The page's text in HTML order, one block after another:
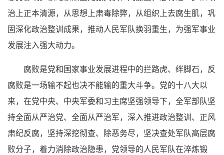
治上正本清源，从思想上肃毒除弊，从组织上去腐生肌，巩
固深化政治整训成果，推动人民军队换羽重生，为强军事业
发展注入强大动力。
腐败是党和国家事业发展进程中的拦路虎、绊脚石，反
腐败是一场输不起也决不能输的重大斗争。党的十八大以
来，在党中央、中央军委和习主席坚强领导下，全军部队坚
持全面从严治党、全面从严治军，深入推进政治整训、正风
肃纪反腐，坚持深挖彻查、除恶务尽，坚决查处军队高层腐
败分子，着力消除政治隐患，党领导的人民军队在淬炼锻